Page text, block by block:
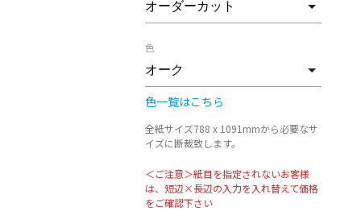
色
色一覧はこちら
全紙サイズ788 x 1091mmから必要なサ
イズに断裁致します。
＜ご注意＞紙目を指定されないお客様
は、短辺×長辺の入力を入れ替えて価格
をご確認下さい